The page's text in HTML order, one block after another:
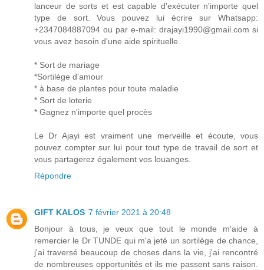
lanceur de sorts et est capable d'exécuter n'importe quel
type de sort. Vous pouvez lui écrire sur Whatsapp:
+2347084887094 ou par e-mail: drajayi1990@gmail.com si
vous avez besoin d'une aide spirituelle.
* Sort de mariage
*Sortilège d'amour
* à base de plantes pour toute maladie
* Sort de loterie
* Gagnez n'importe quel procès
Le Dr Ajayi est vraiment une merveille et écoute, vous
pouvez compter sur lui pour tout type de travail de sort et
vous partagerez également vos louanges.
Répondre
GIFT KALOS 7 février 2021 à 20:48
Bonjour à tous, je veux que tout le monde m'aide à
remercier le Dr TUNDE qui m'a jeté un sortilège de chance,
j'ai traversé beaucoup de choses dans la vie, j'ai rencontré
de nombreuses opportunités et ils me passent sans raison.